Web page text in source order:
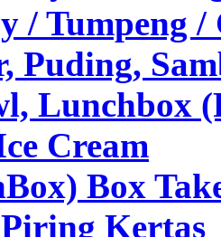
/ Tumpeng /
Puding,
Lunchbox
Cream
Box
Kertas